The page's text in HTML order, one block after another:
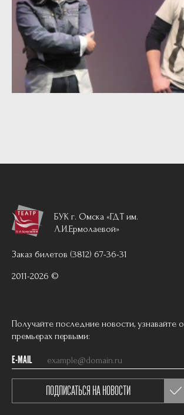
БУК г. Омска «ГДТ им.
Л.И.Ермолаевой»
Заказ билетов (3812) 67-36-31
2011-2026 ©
Получайте последние новости, узнавайте о
премьерах первыми:
E-MAIL
ПОДПИСАТЬСЯ НА НОВОСТИ